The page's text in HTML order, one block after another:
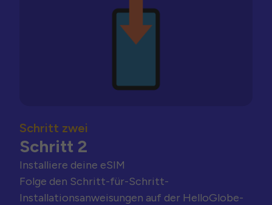
Schritt zwei
Schritt 2
Installiere deine eSIM
Folge den Schritt-für-Schritt-
Installationsanweisungen auf der HelloGlobe-